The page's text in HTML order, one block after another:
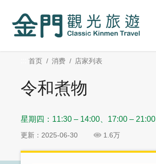
内
首页 消费 店家列表
令和煮物
星期四：11:30 – 14:00、17:00 – 21:00
更新：2025-06-30 1.6万
分